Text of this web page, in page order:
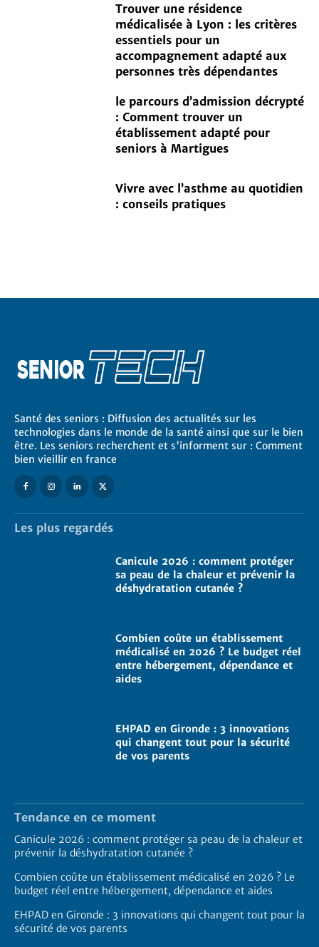
Trouver une résidence
médicalisée à Lyon : les critères
essentiels pour un
accompagnement adapté aux
personnes très dépendantes
le parcours d’admission décrypté
: Comment trouver un
établissement adapté pour
seniors à Martigues
Vivre avec l’asthme au quotidien
: conseils pratiques
Santé des seniors : Diffusion des actualités sur les
technologies dans le monde de la santé ainsi que sur le bien
être. Les seniors recherchent et s'informent sur : Comment
bien vieillir en france
Les plus regardés
Canicule 2026 : comment protéger
sa peau de la chaleur et prévenir la
déshydratation cutanée ?
Combien coûte un établissement
médicalisé en 2026 ? Le budget réel
entre hébergement, dépendance et
aides
EHPAD en Gironde : 3 innovations
qui changent tout pour la sécurité
de vos parents
Tendance en ce moment
Canicule 2026 : comment protéger sa peau de la chaleur et
prévenir la déshydratation cutanée ?
Combien coûte un établissement médicalisé en 2026 ? Le
budget réel entre hébergement, dépendance et aides
EHPAD en Gironde : 3 innovations qui changent tout pour la
sécurité de vos parents